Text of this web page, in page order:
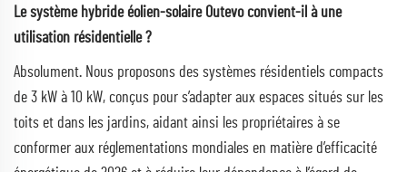
Le système hybride éolien-solaire Outevo convient-il à une
utilisation résidentielle ?
Absolument. Nous proposons des systèmes résidentiels compacts
de 3 kW à 10 kW, conçus pour s’adapter aux espaces situés sur les
toits et dans les jardins, aidant ainsi les propriétaires à se
conformer aux réglementations mondiales en matière d’efficacité